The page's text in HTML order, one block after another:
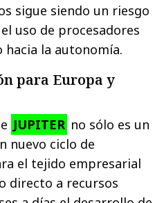
sigue siendo un riesgo
uso de procesadores
hacia la autonomía.
para Europa y
JUPITER no sólo es un
nuevo ciclo de
el tejido empresarial
directo a recursos